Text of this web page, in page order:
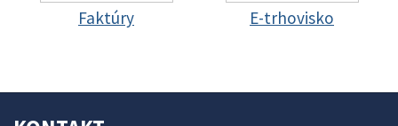
Faktúry E-trhovisko